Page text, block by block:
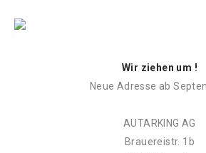
Wir ziehen um !
Neue Adresse ab
AUTARKING AG
Brauereistr. 1b